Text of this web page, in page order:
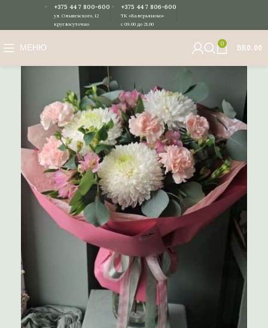
+375 44 7 800-600
ул. Ольшевского, 12
круглосуточно
+375 44 7 806-600
ТК «Валерьяново»
с 09.00 до 21.00
МЕНЮ
0
BR0.00